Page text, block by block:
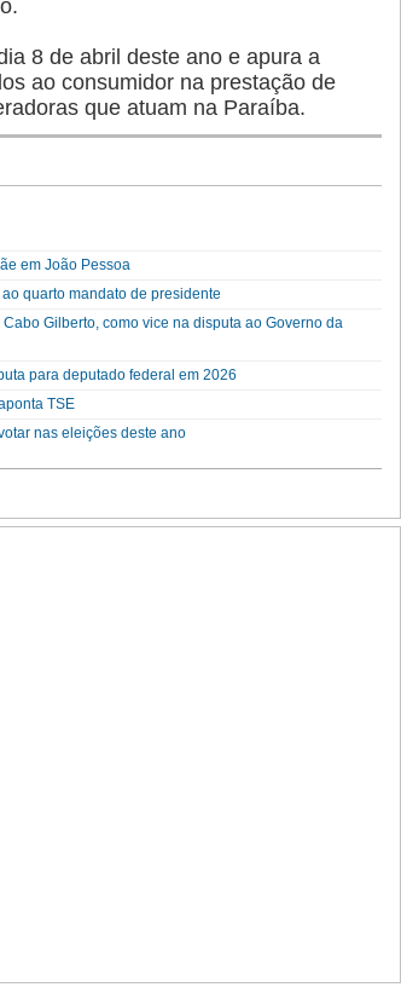
8 de abril deste ano e apura a
ao consumidor na prestação de
que atuam na Paraíba.
em João Pessoa
quarto mandato de presidente
Gilberto, como vice na disputa ao Governo da
para deputado federal em 2026
TSE
nas eleições deste ano